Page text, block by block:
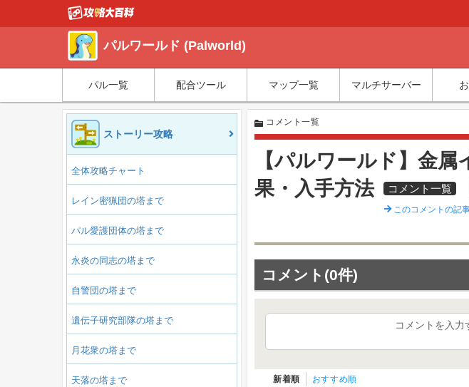
パルワールド (Palworld)
パル一覧 配合ツール マップ一覧 マルチサーバー
ストーリー攻略
全体攻略チャート
レイン密猟団の塔まで
パル愛護団体の塔まで
永炎の同志の塔まで
自警団の塔まで
遺伝子研究部隊の塔まで
月花衆の塔まで
天落の塔まで
コメント一覧
【パルワールド】金
果・入手方法
コメント一覧
このコメントの記
コメント(0件)
コメントを入力
新着順 おすすめ順